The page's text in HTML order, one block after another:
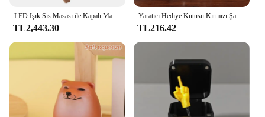
LED Işık Sis Masası ile Kapalı Masa Su Çeşmeleri Şelale Yaratıcı Feng Shui Süsleme
TL2,443.30
Yaratıcı Hediye Kutusu Kırmızı Şarap Şişe Açacağı Şarap Seti 3 parçalı Siyah 5 parçalı Dış Ticaret Şişe Açacağı Seti
TL216.42